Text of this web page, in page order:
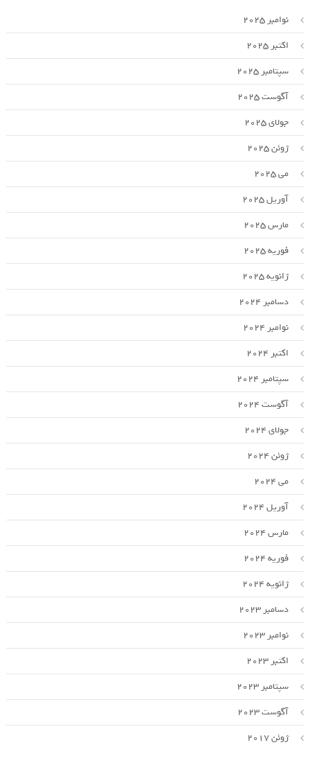
نوامبر 2025
اکتبر 2025
سپتامبر 2025
آگوست 2025
جولای 2025
ژوئن 2025
می 2025
آوریل 2025
مارس 2025
فوریه 2025
ژانویه 2025
دسامبر 2024
نوامبر 2024
اکتبر 2024
سپتامبر 2024
آگوست 2024
جولای 2024
ژوئن 2024
می 2024
آوریل 2024
مارس 2024
فوریه 2024
ژانویه 2024
دسامبر 2023
نوامبر 2023
اکتبر 2023
سپتامبر 2023
آگوست 2023
ژوئن 2017